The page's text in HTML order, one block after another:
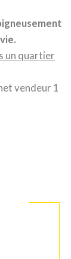
un quartier
vendeur 1